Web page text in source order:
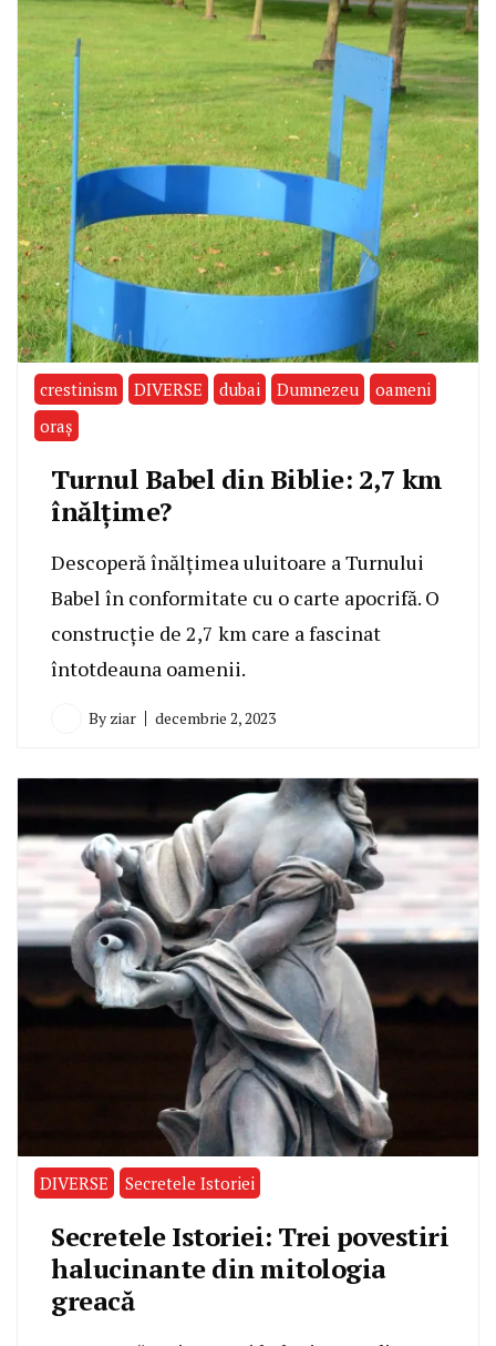
crestinism DIVERSE dubai Dumnezeu
oameni
oraş
Turnul Babel din Biblie: 2,7 km
înălţime?
Descoperă înălțimea uluitoare a Turnului
Babel în conformitate cu o carte apocrifă. O
construcție de 2,7 km care a fascinat
întotdeauna oamenii.
By ziar decembrie 2, 2023
DIVERSE Secretele Istoriei
Secretele Istoriei: Trei povestiri
halucinante din mitologia
greacă